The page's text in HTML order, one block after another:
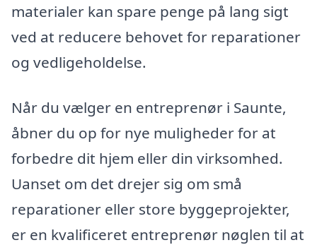
materialer kan spare penge på lang sigt
ved at reducere behovet for reparationer
og vedligeholdelse.
Når du vælger en entreprenør i Saunte,
åbner du op for nye muligheder for at
forbedre dit hjem eller din virksomhed.
Uanset om det drejer sig om små
reparationer eller store byggeprojekter,
er en kvalificeret entreprenør nøglen til at